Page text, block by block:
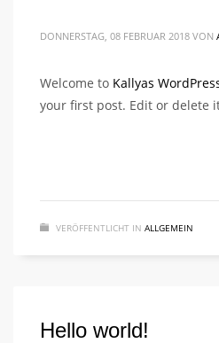
DONNERSTAG, 08 FEBRUAR 2018 VON
Welcome to Kallyas
your first post. Edit or delete
VERÖFFENTLICHT IN ALLGEMEIN
Hello world!